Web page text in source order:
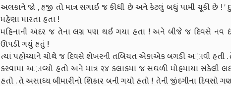
અલકાને જો , હજી તો માત્ર સગાઈ જ કીધી છે અને કેટલું બધું પામી ચૂકી છે !
મહેણા મારતા હતા !
મહિનાની અંદર જ તેના લગ્ન પણ થઈ ગયા હતા ! અને બીજે જ દિવસે નવ
ઊપડી ગયું હતું !
ત્યાં પહોંચ્યાને ચોથે જ દિવસે શેખરની તબિયત એકાએક બગડી અાવી હતી .
કરવામા અાવ્યો હતો અને માત્ર ૨૪ કલાકમાં જ સઘળી મોહમાયા સંકેલી
હતો . તે અસાધ્ય બીમારીનો શિકાર બની ગયો હતો ! તેની જીંદગીના દિવસો